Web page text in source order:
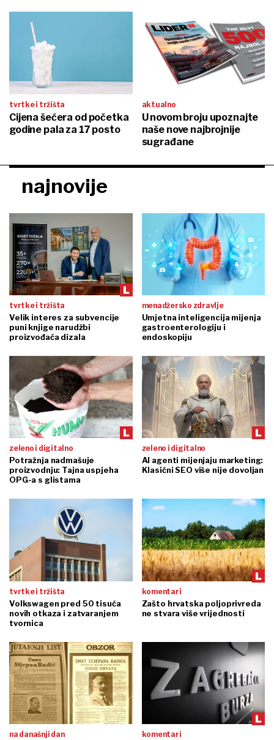
tvrtke i tržišta
Cijena šećera od početka
godine pala za 17 posto
aktualno
U novom broju upoznajte
naše nove najbrojnije
sugrađane
najnovije
tvrtke i tržišta
Velik interes za subvencije
puni knjige narudžbi
proizvođača dizala
menadžersko zdravlje
Umjetna inteligencija mijenja
gastroenterologiju i
endoskopiju
zeleno i digitalno
Potražnja nadmašuje
proizvodnju: Tajna uspjeha
OPG-a s glistama
zeleno i digitalno
AI agenti mijenjaju marketing:
Klasični SEO više nije dovoljan
tvrtke i tržišta
Volkswagen pred 50 tisuća
novih otkaza i zatvaranjem
tvornica
komentari
Zašto hrvatska poljoprivreda
ne stvara više vrijednosti
na današnji dan komentari